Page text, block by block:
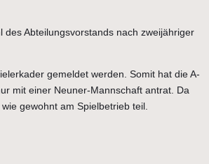
Abteilungsvorstands nach zweijähriger
gemeldet werden. Somit hat die A-
mit einer Neuner-Mannschaft antrat. Da
gewohnt am Spielbetrieb teil.